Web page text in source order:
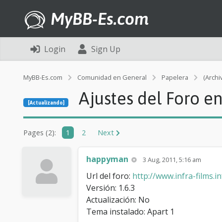
MyBB-Es.com
Login
Sign Up
MyBB-Es.com Comunidad en General Papelera
[Actualizando] Ajustes del Foro
Pages (2): 1 2 Next
happyman 3 Aug, 2011, 5:16 am
Url del foro: http://www.infra-
Versión: 1.6.3
Actualización: No
Tema instalado: Apart 1